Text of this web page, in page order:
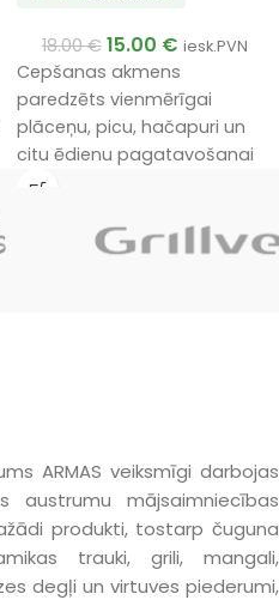
18.00€ 15.00 € iesk.PVN
Cepšanas akmens
paredzēts vienmērīgai
plāceņu, picu, hačapuri un
citu ēdienu pagatavošanai
tandirā.
ARMAS veiksmīgi darbojas
austrumu mājsaimniecības
produkti, tostarp čuguna
trauki, grili, mangali,
degļi un virtuves piederumi,